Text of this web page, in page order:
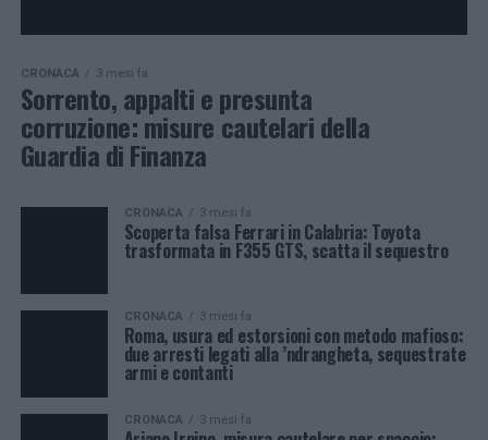
CRONACA 3 mesi fa
Sorrento, appalti e presunta
corruzione: misure cautelari della
Guardia di Finanza
CRONACA 3 mesi fa
Scoperta falsa Ferrari in Calabria: Toyota
trasformata in F355 GTS, scatta il sequestro
CRONACA 3 mesi fa
Roma, usura ed estorsioni con metodo mafioso:
due arresti legati alla ’ndrangheta, sequestrate
armi e contanti
CRONACA 3 mesi fa